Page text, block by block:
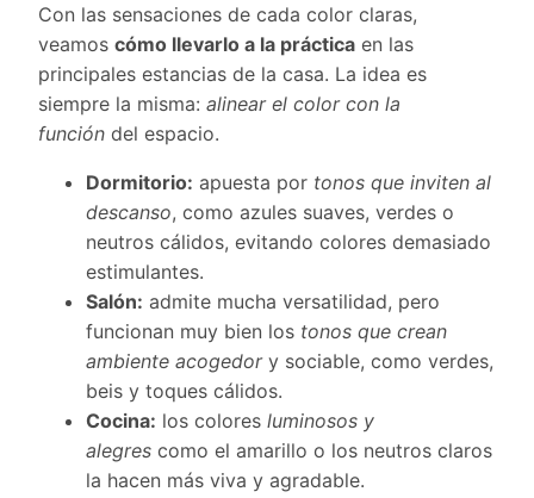
Con las sensaciones de cada color claras,
veamos cómo llevarlo a la práctica en las
principales estancias de la casa. La idea es
siempre la misma: alinear el color con la
función del espacio.
Dormitorio: apuesta por tonos que inviten al
descanso, como azules suaves, verdes o
neutros cálidos, evitando colores demasiado
estimulantes.
Salón: admite mucha versatilidad, pero
funcionan muy bien los tonos que crean
ambiente acogedory sociable, como verdes,
beis y toques cálidos.
Cocina: los colores luminosos y
alegres como el amarillo o los neutros claros
la hacen más viva y agradable.